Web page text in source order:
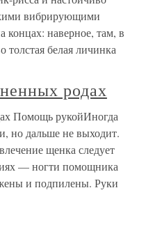
вибрирующими
концах: наверное, там, в
толстая белая личинка
родах
Помощь рукойИногда
но дальше не выходит.
щенка следует
— ногти помощника
и подпилены. Руки